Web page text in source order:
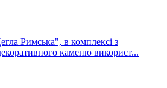
Римська", в комплексі з
каменю використ...